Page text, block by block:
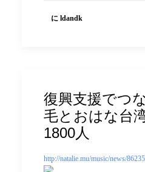
に ldandk
復興支援でつ
毛とおはな台
1800人
http://natalie.mu/music/news/86235